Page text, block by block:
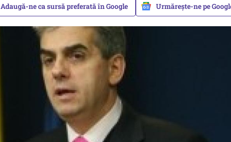
Adaugă-ne ca sursă preferată în Google Urmărește-ne pe